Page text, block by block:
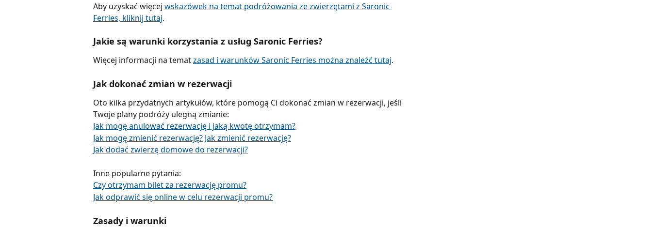
Aby uzyskać więcej wskazówek na temat podróżowania ze zwierzętami z Saronic
Ferries, kliknij tutaj.
Jakie są warunki korzystania z usług Saronic Ferries?
Więcej informacji na temat zasad i warunków Saronic Ferries można znaleźć tutaj.
Jak dokonać zmian w rezerwacji
Oto kilka przydatnych artykułów, które pomogą Ci dokonać zmian w rezerwacji, jeśli
Twoje plany podróży ulegną zmianie:
Jak mogę anulować rezerwację i jaką kwotę otrzymam?
Jak mogę zmienić rezerwację? Jak zmienić rezerwację?
Jak dodać zwierzę domowe do rezerwacji?
Inne popularne pytania:
Czy otrzymam bilet za rezerwację promu?
Jak odprawić się online w celu rezerwacji promu?
Zasady i warunki